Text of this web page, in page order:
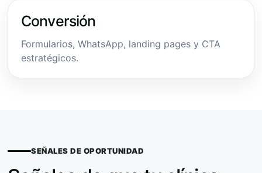
Conversión
Formularios, WhatsApp, landing pages y CTA
estratégicos.
SEÑALES DE OPORTUNIDAD